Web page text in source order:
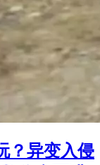
？异变入侵